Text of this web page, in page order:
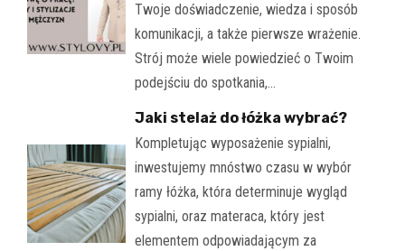
Twoje doświadczenie, wiedza i sposób
komunikacji, a także pierwsze wrażenie.
Strój może wiele powiedzieć o Twoim
podejściu do spotkania,…
Jaki stelaż do łóżka wybrać?
Kompletując wyposażenie sypialni,
inwestujemy mnóstwo czasu w wybór
ramy łóżka, która determinuje wygląd
sypialni, oraz materaca, który jest
elementem odpowiadającym za